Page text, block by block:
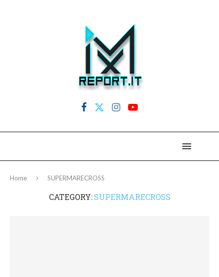
Home SUPERMARECROSS
CATEGORY: SUPERMARECROSS